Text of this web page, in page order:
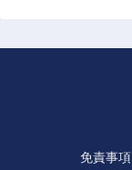
免責事項